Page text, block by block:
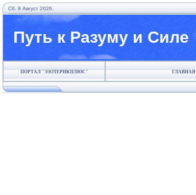
Сб. 8 Август 2026.
Путь к Разуму и Силе
ПОРТАЛ "ЭЗОТЕРИКПЛЮС" ГЛАВНАЯ